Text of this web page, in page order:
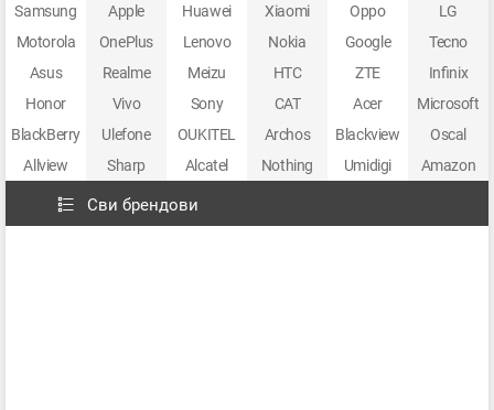
Samsung Apple Huawei Xiaomi Oppo
LG
Motorola
OnePlus Lenovo Nokia Google
Tecno
Asus
Realme Meizu HTC ZTE
Infinix
Honor
Vivo Sony CAT Acer
Microsoft
BlackBerry
Ulefone OUKITEL Archos Blackview
Oscal
Allview
Sharp Alcatel Nothing Umidigi Amazon
Сви брендови